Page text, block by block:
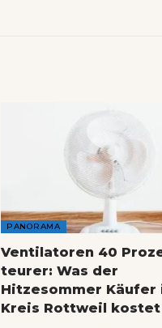
PANORAMA
Ventilatoren 40
teurer: Was der
Hitzesommer Käufer
Kreis Rottweil kostet